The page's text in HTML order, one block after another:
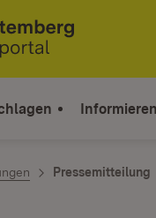
Informieren
Pressemitteilung